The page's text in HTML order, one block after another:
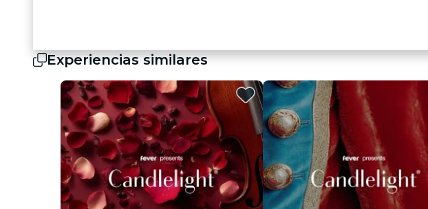
Experiencias similares